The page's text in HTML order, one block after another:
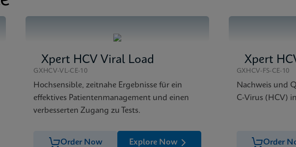
Xpert HCV Viral Load
GXHCV-VL-CE-10
Hochsensible, zeitnahe Ergebnisse für ein
effektives Patientenmanagement und einen
verbesserten Zugang zu Tests.
Order Now Explore Now
Xpert
GXHCV-FS-CE-10
Nachweis und
C-Virus (HCV)
Order